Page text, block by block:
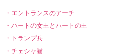
・エントランスのアーチ
・ハートの女王とハートの王
・トランプ兵
・チェシャ猫